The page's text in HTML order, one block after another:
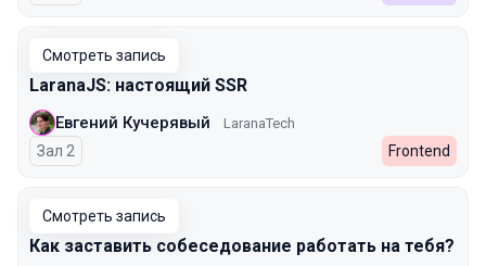
Смотреть запись
LaranaJS: настоящий SSR
Евгений Кучерявый LaranaTech
Зал 2 Frontend
Смотреть запись
Как заставить собеседование работать на тебя?